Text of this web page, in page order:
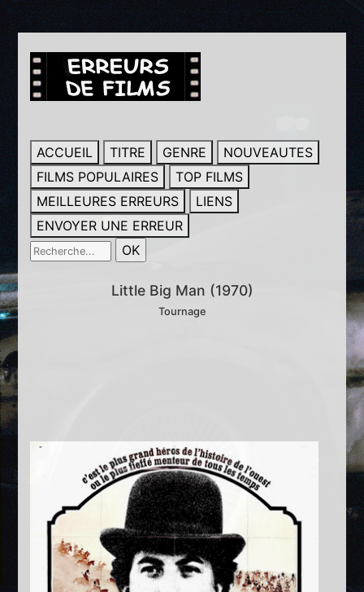
ACCUEIL TITRE GENRE
NOUVEAUTES
FILMS POPULAIRES
TOP FILMS
MEILLEURES ERREURS
LIENS
ENVOYER UNE ERREUR
Little Big Man (1970)
Tournage